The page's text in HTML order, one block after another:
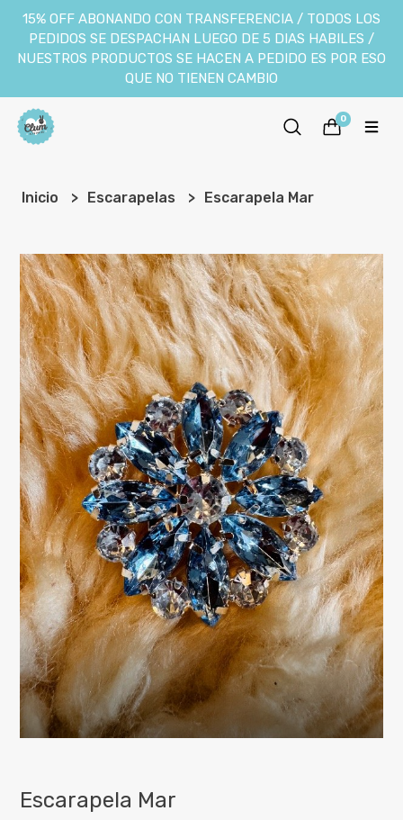
15% OFF ABONANDO CON TRANSFERENCIA / TODOS LOS
PEDIDOS SE DESPACHAN LUEGO DE 5 DIAS HABILES /
NUESTROS PRODUCTOS SE HACEN A PEDIDO ES POR ESO
QUE NO TIENEN CAMBIO
0
Inicio Escarapelas Escarapela Mar
Escarapela Mar